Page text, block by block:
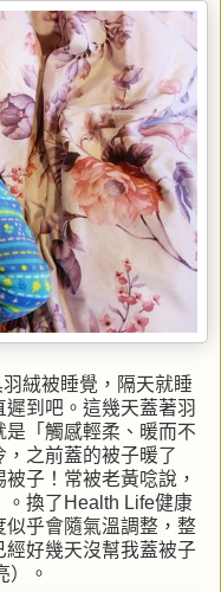
絨被睡覺，隔天就睡
到吧。這幾天蓋著羽
「觸感輕柔、暖而不
之前蓋的被子暖了
子！常被老黃唸說，
。換了Health Life健康
乎會隨氣溫調整，整
好幾天沒幫我蓋被子
）。